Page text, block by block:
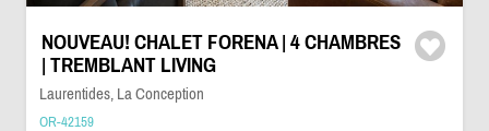
NOUVEAU! CHALET FORENA | 4 CHAMBRES
| TREMBLANT LIVING
Laurentides, La Conception
OR-42159